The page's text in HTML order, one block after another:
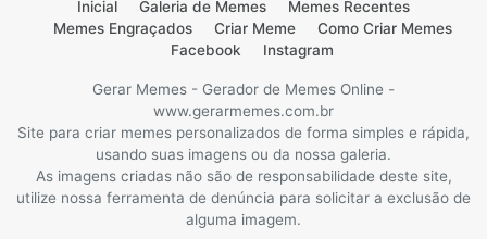
Inicial Galeria de Memes
Memes Recentes
Memes Engraçados
Criar Meme
Como Criar Memes
Facebook
Instagram
Gerar Memes - Gerador de Memes Online -
www.gerarmemes.com.br
Site para criar memes personalizados de forma simples e rápida,
usando suas imagens ou da nossa galeria.
As imagens criadas não são de responsabilidade deste site,
utilize nossa ferramenta de denúncia para solicitar a exclusão de
alguma imagem.